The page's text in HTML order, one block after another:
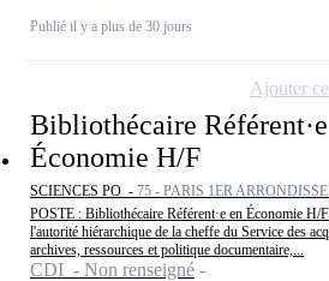
Publié il y a plus de 30 jours
Bibliothécaire
Économie H/F
SCIENCES PO - 75 - PARIS 1ER
POSTE : Bibliothécaire Référent·e en Économie
l'autorité hiérarchique de la cheffe du Service des
archives, ressources et politique documentaire,...
CDI - Non renseigné
Ajouter